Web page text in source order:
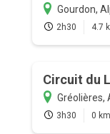
Gourdon,
2h30 4.7
Circuit du
Gréolières,
3h30 0 km